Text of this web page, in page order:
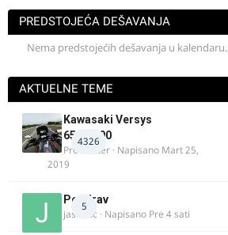
PREDSTOJEĆA DEŠAVANJA
Nema predstojećih dešavanja u kalendaru.
AKTUELNE TEME
4326
Kawasaki Versys
650/1000
ProMaster · Napisano Mart 25,
2019
5
Pozdrav
jasminc · Napisano Pre 4 sati